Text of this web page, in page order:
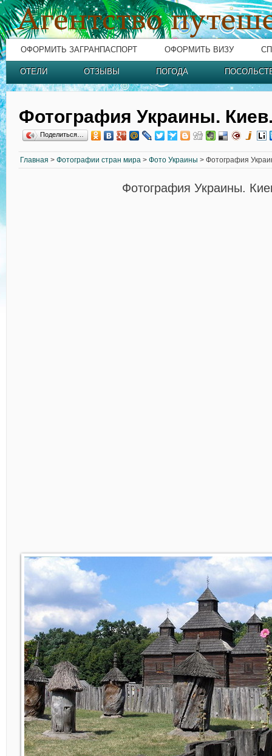
ОФОРМИТЬ ЗАГРАНПАСПОРТ ОФОРМИТЬ ВИЗУ
ОТЕЛИ ОТЗЫВЫ ПОГОДА
Фотография Украины.
Поделиться…
Главная > Фотографии стран мира > Фото Украины > Фотография
Фотография Украины.